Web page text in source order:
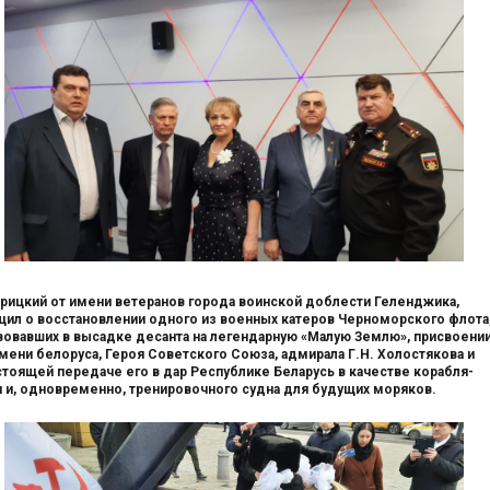
от имени ветеранов города воинской доблести Геленджика,
о восстановлении одного из военных катеров Черноморского
в высадке десанта на легендарную «Малую Землю»,
белоруса, Героя Советского Союза, адмирала Г.Н. Холостякова и
передаче его в дар Республике Беларусь в качестве корабля-
и, одновременно, тренировочного судна для будущих моряков.